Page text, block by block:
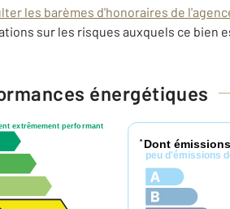
les barèmes d'honoraires de
sur les risques auxquels ce bien
énergétiques
extrêmement performant
* Dont
peu d'émissions